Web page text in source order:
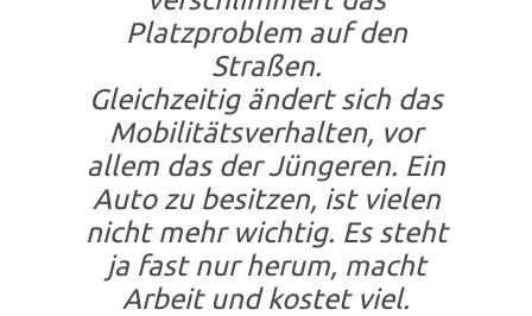
Platzproblem auf den
Straßen.
Gleichzeitig ändert sich das
Mobilitätsverhalten, vor
allem das der Jüngeren. Ein
Auto zu besitzen, ist vielen
nicht mehr wichtig. Es steht
ja fast nur herum, macht
Arbeit und kostet viel.